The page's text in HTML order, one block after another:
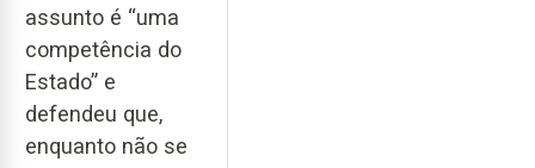
assunto é “uma
competência do
Estado” e
defendeu que,
enquanto não se